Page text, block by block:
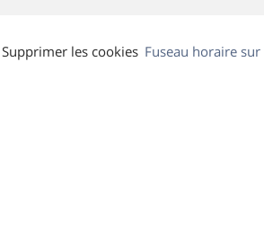
Fuseau horaire sur
Supprimer les cookies